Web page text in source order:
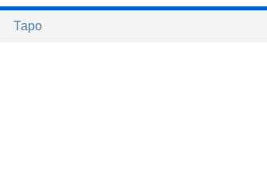
Таро